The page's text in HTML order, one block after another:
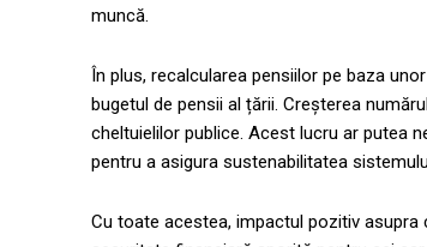
muncă.
În plus, recalcularea pensiilor pe baza
bugetul de pensii al țării. Creșterea
cheltuielilor publice. Acest lucru ar putea
pentru a asigura sustenabilitatea
Cu toate acestea, impactul pozitiv